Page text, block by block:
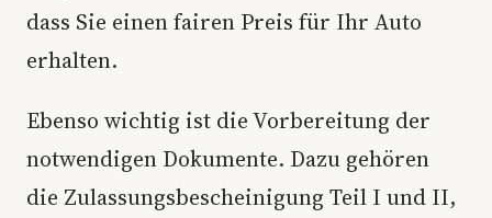
dass Sie einen fairen Preis für Ihr Auto
erhalten.
Ebenso wichtig ist die Vorbereitung der
notwendigen Dokumente. Dazu gehören
die Zulassungsbescheinigung Teil I und II,